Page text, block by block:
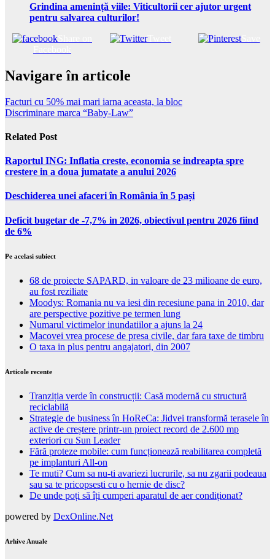
Grindina amenință viile: Viticultorii cer ajutor urgent
pentru salvarea culturilor!
Tweet Save
Navigare în articole
Facturi cu 50% mai mari iarna aceasta, la bloc
Discriminare marca “Baby-Law”
Related Post
Raportul ING: Inflatia creste, economia se indreapta spre
crestere in a doua jumatate a anului 2026
Deschiderea unei afaceri în România în 5 pași
Deficit bugetar de -7,7% in 2026, obiectivul pentru 2026 fiind
de 6%
Pe acelasi subiect
68 de proiecte SAPARD, in valoare de 23 milioane de euro,
au fost reziliate
Moodys: Romania nu va iesi din recesiune pana in 2010, dar
are perspective pozitive pe termen lung
Numarul victimelor inundatiilor a ajuns la 24
Macovei vrea procese de presa civile, dar fara taxe de timbru
O taxa in plus pentru angajatori, din 2007
Articole recente
Tranziția verde în construcții: Casă modernă cu structură
reciclabilă
Strategie de business în HoReCa: Jidvei transformă terasele în
active de creștere printr-un proiect record de 2.600 mp
exteriori cu Sun Leader
Fără proteze mobile: cum funcționează reabilitarea completă
pe implanturi All-on
Te muti? Cum sa nu-ti avariezi lucrurile, sa nu zgarii podeaua
sau sa te pricopsesti cu o hernie de disc?
De unde poți să îți cumperi aparatul de aer condiționat?
powered by DexOnline.Net
Arhive Anuale